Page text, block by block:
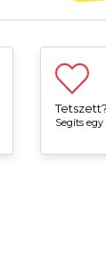
Tetszett?
Segíts egy